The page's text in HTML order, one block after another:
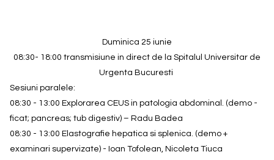
Duminica 25 iunie
08:30- 18:00 transmisiune in direct de la Spitalul Universitar de
Urgenta Bucuresti
Sesiuni paralele:
08:30 - 13:00 Explorarea CEUS in patologia abdominal. (demo -
ficat; pancreas; tub digestiv) – Radu Badea
08:30 - 13:00 Elastografie hepatica si splenica. (demo +
examinari supervizate) - Ioan Tofolean, Nicoleta Tiuca